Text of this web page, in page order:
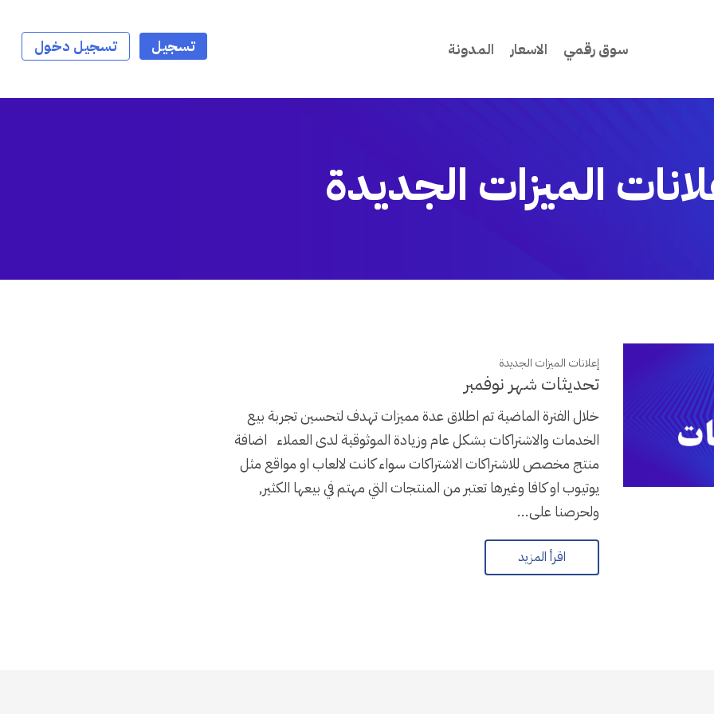
سوق رقمي الاسعار المدونة تسجيل تسجيل دخول
الميزات الجديدة
إعلانات الميزات الجديدة
تحديثات شهر نوفمبر
خلال الفترة الماضية تم اطلاق عدة مميزات تهدف لتحسين تجربة بيع
الخدمات والاشتراكات بشكل عام وزيادة الموثوقية لدى العملاء اضافة
منتج مخصص للاشتراكات الاشتراكات سواء كانت لالعاب او مواقع مثل
يوتيوب او كافا وغيرها تعتبر من المنتجات التي مهتم في بيعها الكثير,
ولحرصنا على...
اقرأ المزيد